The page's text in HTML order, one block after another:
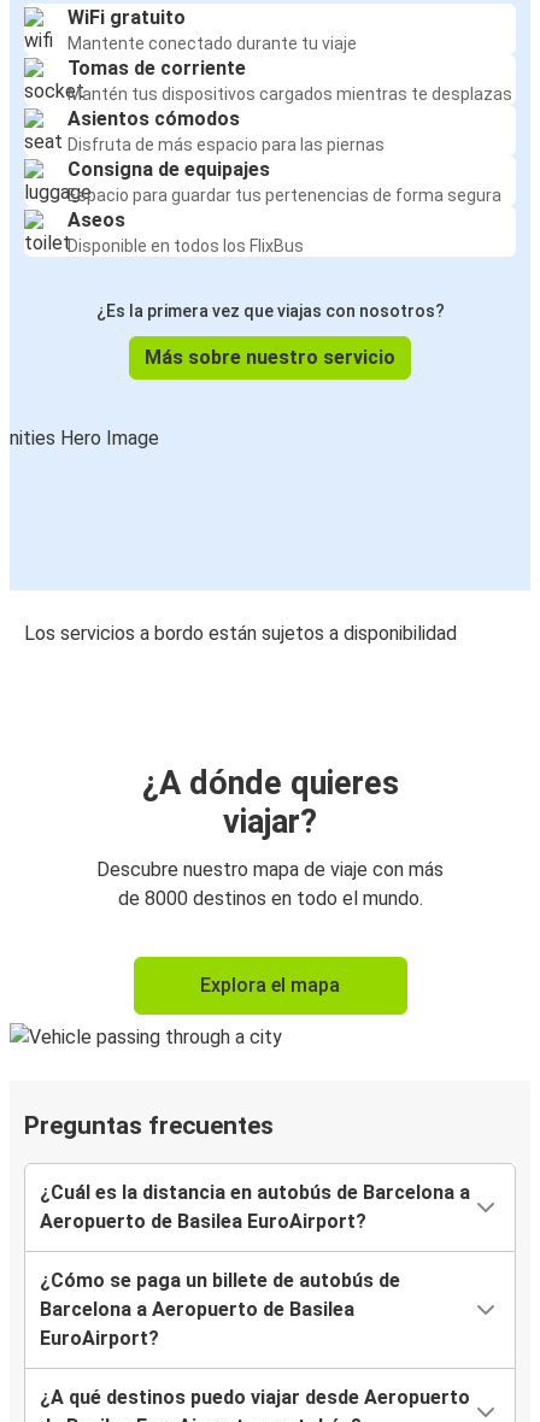
WiFi gratuito
Mantente conectado durante tu viaje
Tomas de corriente
Mantén tus dispositivos cargados mientras te desplazas
Asientos cómodos
Disfruta de más espacio para las piernas
Consigna de equipajes
Espacio para guardar tus pertenencias de forma segura
Aseos
Disponible en todos los FlixBus
¿Es la primera vez que viajas con nosotros?
Más sobre nuestro servicio
Los servicios a bordo están sujetos a disponibilidad
¿A dónde quieres
viajar?
Descubre nuestro mapa de viaje con más
de 8000 destinos en todo el mundo.
Explora el mapa
Preguntas frecuentes
¿Cuál es la distancia en autobús de Barcelona a
Aeropuerto de Basilea EuroAirport?
¿Cómo se paga un billete de autobús de
Barcelona a Aeropuerto de Basilea
EuroAirport?
¿A qué destinos puedo viajar desde Aeropuerto